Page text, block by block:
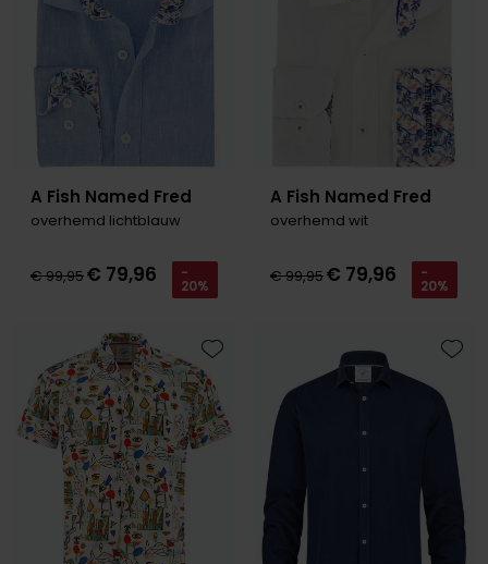
A Fish Named Fred
overhemd lichtblauw
€ 99,95€ 79,96 -
20%
A Fish Named Fred
overhemd wit
€ 99,95€ 79,96 -
20%
Toevoegen aan favorieten